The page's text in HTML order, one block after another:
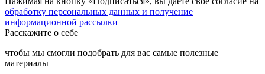
обработку персональных данных и получение
информационной рассылки
Расскажите о себе
чтобы мы смогли подобрать для вас самые полезные
материалы